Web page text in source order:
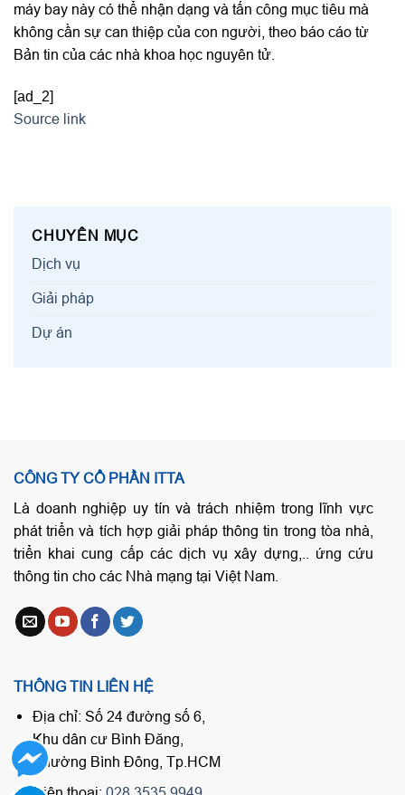
máy bay này có thể nhận dạng và tấn công mục tiêu mà
không cần sự can thiệp của con người, theo báo cáo từ
Bản tin của các nhà khoa học nguyên tử.
[ad_2]
Source link
CHUYÊN MỤC
Dịch vụ
Giải pháp
Dự án
CÔNG TY CỔ PHẦN ITTA
Là doanh nghiệp uy tín và trách nhiệm trong lĩnh vực
phát triển và tích hợp giải pháp thông tin trong tòa nhà,
triển khai cung cấp các dịch vụ xây dựng,.. ứng cứu
thông tin cho các Nhà mạng tại Việt Nam.
THÔNG TIN LIÊN HỆ
Địa chỉ: Số 24 đường số 6,
Khu dân cư Bình Đăng,
Phường Bình Đông, Tp.HCM